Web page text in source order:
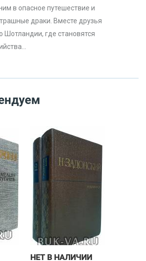
в опасное путешествие и
драки. Вместе друзья
Шотландии, где становятся
НЕТ В НАЛИЧИИ